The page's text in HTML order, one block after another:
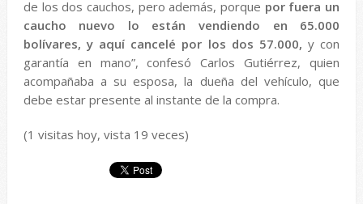
de los dos cauchos, pero además, porque por fuera un
caucho nuevo lo están vendiendo en 65.000
bolívares, y aquí cancelé por los dos 57.000, y con
garantía en mano”, confesó Carlos Gutiérrez, quien
acompañaba a su esposa, la dueña del vehículo, que
debe estar presente al instante de la compra.
(1 visitas hoy, vista 19 veces)